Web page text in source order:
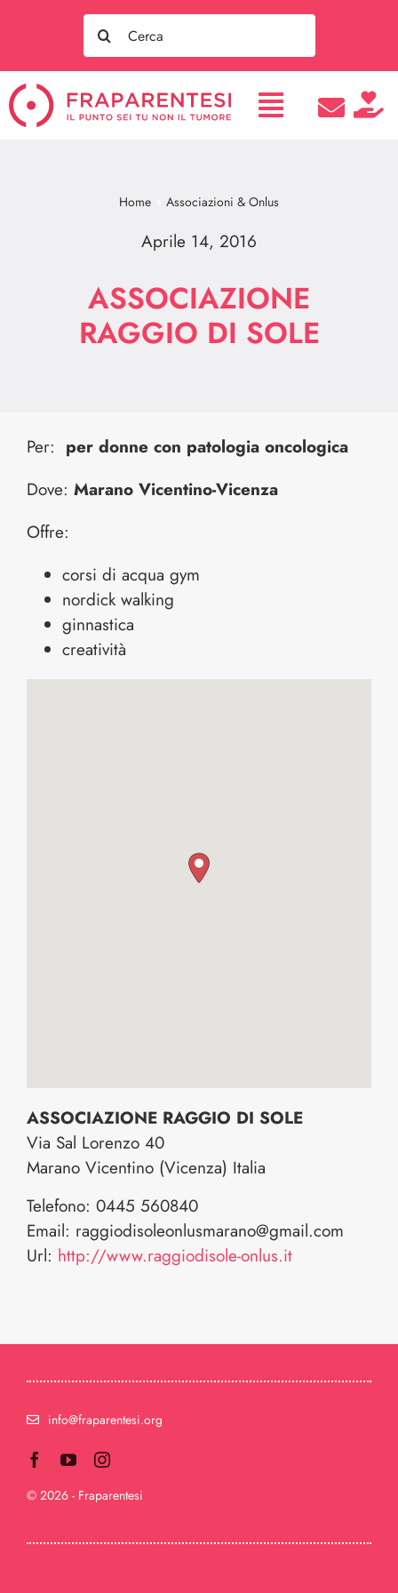
Search
for:
Home Associazioni & Onlus
Aprile 14, 2016
ASSOCIAZIONE
RAGGIO DI SOLE
Per: per donne con patologia oncologica
Dove: Marano Vicentino-Vicenza
Offre:
corsi di acqua gym
nordick walking
ginnastica
creatività
ASSOCIAZIONE RAGGIO DI SOLE
Via Sal Lorenzo 40
Marano Vicentino (Vicenza) Italia
Telefono: 0445 560840
Email: raggiodisoleonlusmarano@gmail.com
Url: http://www.raggiodisole-onlus.it
info@fraparentesi.org
© 2026 - Fraparentesi